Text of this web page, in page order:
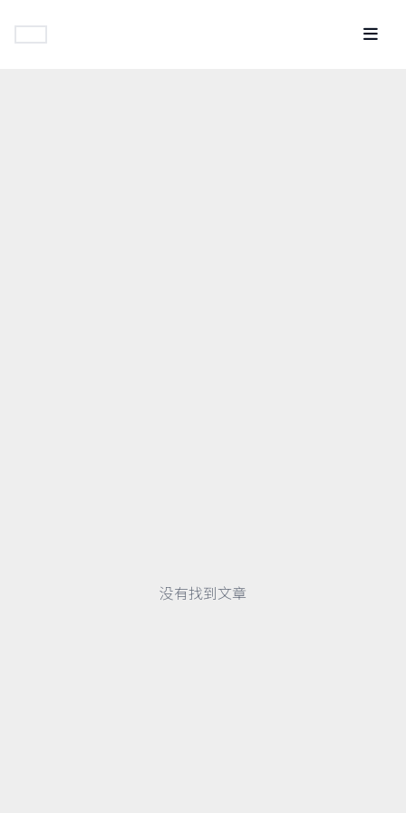
没有找到文章